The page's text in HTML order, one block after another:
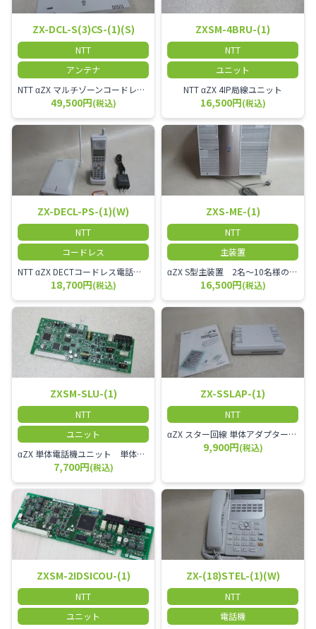
ZX-DCL-S(3)CS-(1)(S)
NTT
アンテナ
NTT αZX マルチゾーンコードレススター増設アンテナ
49,500円(税込)
ZXSM-4BRU-(1)
NTT
ユニット
NTT αZX 4IP局線ユニット
16,500円(税込)
ZX-DECL-PS-(1)(W)
NTT
コードレス
NTT αZX DECTコードレス電話機 電波方式がDECTで、 防水機能（IPX4:あらゆる方向からの水の飛まつを受けても有害な影響を受けない。)を備えた 接続装置と子機の一対シングルゾーンコードレスです。
18,700円(税込)
ZXS-ME-(1)
NTT
主装置
αZX S型主装置 2名～10名様のオフィスに適しております。
16,500円(税込)
ZXSM-SLU-(1)
NTT
ユニット
αZX 単体電話機ユニット 単体電話機、複合機、ドアホン等、 2台分収容可能にするユニット
7,700円(税込)
ZX-SSLAP-(1)
NTT
αZX スター回線 単体アダプター 受付電話機、ドアホン、FAX等を1台収容できる装置です。
9,900円(税込)
ZXSM-2IDSICOU-(1)
NTT
ユニット
ZX-(18)STEL-(1)(W)
NTT
電話機